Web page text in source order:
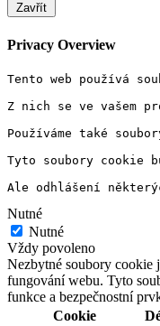
Zavřít
Privacy Overview
Tento web používá
Z nich se ve vašem
Používáme také
Tyto soubory cookie
Ale odhlášení
Nutné
Nutné
Vždy povoleno
Nezbytné soubory cookie
fungování webu. Tyto
funkce a bezpečnostní
Cookie